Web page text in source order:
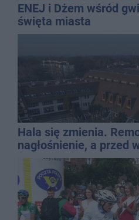
ENEJ i Dżem wśród
święta miasta
Hala się zmienia.
nagłośnienie, a przed
QEMETICA ARENA